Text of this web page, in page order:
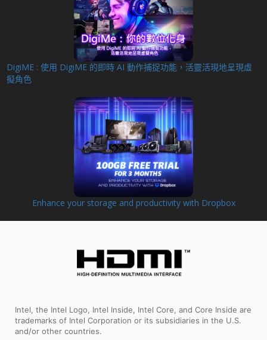
DigiME : 使用 DigiME 的即時 AI 動作捕捉功能，活靈活現地呈現虛
擬角色
Enhance your storage and productivity with Dropbox
Intel, the Intel Logo, Intel Inside, Intel Core, and Core Inside are
trademarks of Intel Corporation or its subsidiaries in the U.S.
and/or other countries.